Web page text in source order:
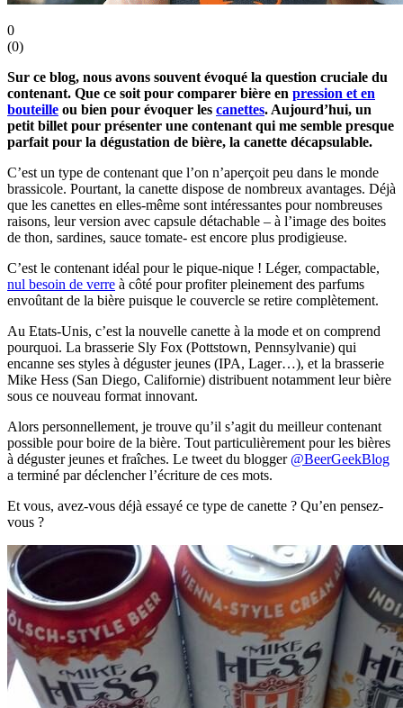
0
(0)
Sur ce blog, nous avons souvent évoqué la question cruciale du
contenant. Que ce soit pour comparer bière en pression et en
bouteille ou bien pour évoquer les canettes. Aujourd’hui, un
petit billet pour présenter une contenant qui me semble presque
parfait pour la dégustation de bière, la canette décapsulable.
C’est un type de contenant que l’on n’aperçoit peu dans le monde
brassicole. Pourtant, la canette dispose de nombreux avantages. Déjà
que les canettes en elles-même sont intéressantes pour nombreuses
raisons, leur version avec capsule détachable – à l’image des boites
de thon, sardines, sauce tomate- est encore plus prodigieuse.
C’est le contenant idéal pour le pique-nique ! Léger, compactable,
nul besoin de verre à côté pour profiter pleinement des parfums
envoûtant de la bière puisque le couvercle se retire complètement.
Au Etats-Unis, c’est la nouvelle canette à la mode et on comprend
pourquoi. La brasserie Sly Fox (Pottstown, Pennsylvanie) qui
encanne ses styles à déguster jeunes (IPA, Lager…), et la brasserie
Mike Hess (San Diego, Californie) distribuent notamment leur bière
sous ce nouveau format innovant.
Alors personnellement, je trouve qu’il s’agit du meilleur contenant
possible pour boire de la bière. Tout particulièrement pour les bières
à déguster jeunes et fraîches. Le tweet du blogger @BeerGeekBlog
a terminé par déclencher l’écriture de ces mots.
Et vous, avez-vous déjà essayé ce type de canette ? Qu’en pensez-
vous ?